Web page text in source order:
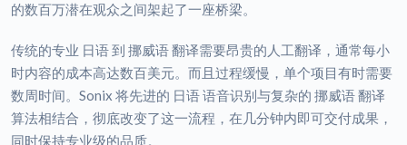
的数百万潜在观众之间架起了一座桥梁。
传统的专业 日语 到 挪威语 翻译需要昂贵的人工翻译，通常每小
时内容的成本高达数百美元。而且过程缓慢，单个项目有时需要
数周时间。Sonix 将先进的 日语 语音识别与复杂的 挪威语 翻译
算法相结合，彻底改变了这一流程，在几分钟内即可交付成果，
同时保持专业级的品质。